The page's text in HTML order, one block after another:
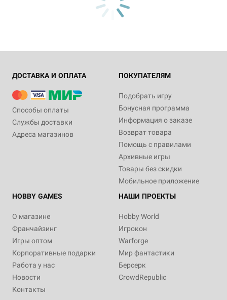
ДОСТАВКА И ОПЛАТА
Способы оплаты
Службы доставки
Адреса магазинов
ПОКУПАТЕЛЯМ
Подобрать игру
Бонусная программа
Информация о заказе
Возврат товара
Помощь с правилами
Архивные игры
Товары без скидки
Мобильное приложение
HOBBY GAMES
О магазине
Франчайзинг
Игры оптом
Корпоративные подарки
Работа у нас
Новости
Контакты
НАШИ ПРОЕКТЫ
Hobby World
Игрокон
Warforge
Мир фантастики
Берсерк
CrowdRepublic